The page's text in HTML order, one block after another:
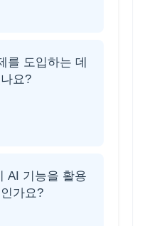
를 도입하는 데
요?
AI 기능을 활용
가요?